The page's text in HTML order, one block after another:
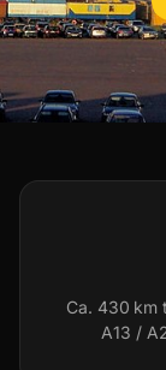
Ca. 430 km
A13 /